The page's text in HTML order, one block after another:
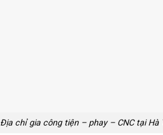
Địa chỉ gia công tiện – phay – CNC tại